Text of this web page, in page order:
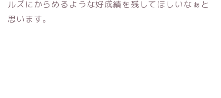
ルズにからめるような好成績を残してほしいなぁと
思います。